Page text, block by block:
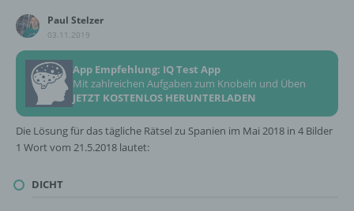
Paul Stelzer
03.11.2019
App Empfehlung: IQ Test App
Mit zahlreichen Aufgaben zum Knobeln und Üben
JETZT KOSTENLOS HERUNTERLADEN
Die Lösung für das tägliche Rätsel zu Spanien im Mai 2018 in 4 Bilder
1 Wort vom 21.5.2018 lautet:
DICHT